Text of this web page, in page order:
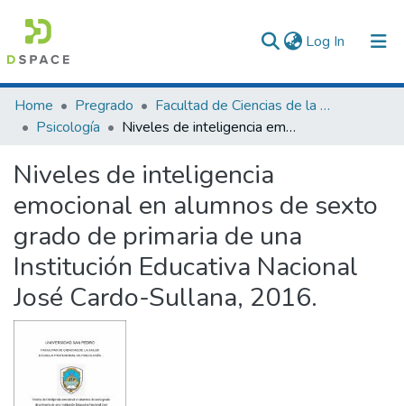
Log In (current)
Communities & Collections
All of DSpace
Statistics
Home Pregrado
Facultad de Ciencias de la Salud
Psicología
Niveles de inteligencia emocional en alumnos de sexto grado de primaria de una Institución Educativa Nacional José Cardo-Sullana, 2016.
Niveles de inteligencia
emocional en alumnos de sexto
grado de primaria de una
Institución Educativa Nacional
José Cardo-Sullana, 2016.